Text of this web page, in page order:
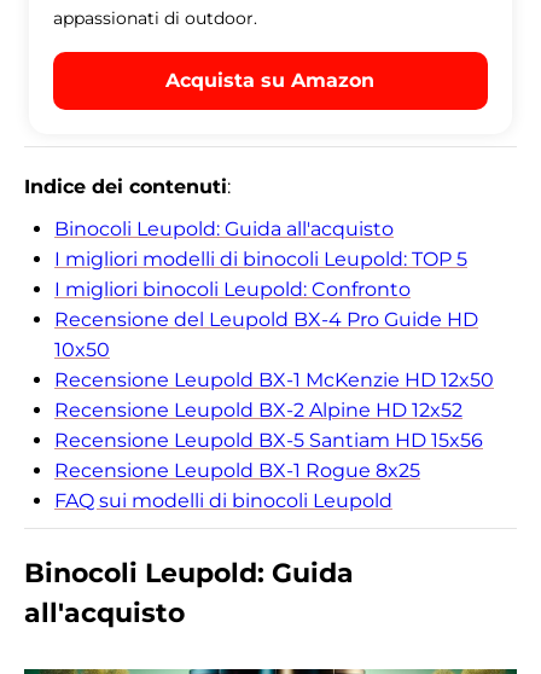
appassionati di outdoor.
Acquista su Amazon
Indice dei contenuti:
Binocoli Leupold: Guida all'acquisto
I migliori modelli di binocoli Leupold: TOP 5
I migliori binocoli Leupold: Confronto
Recensione del Leupold BX-4 Pro Guide HD
10x50
Recensione Leupold BX-1 McKenzie HD 12x50
Recensione Leupold BX-2 Alpine HD 12x52
Recensione Leupold BX-5 Santiam HD 15x56
Recensione Leupold BX-1 Rogue 8x25
FAQ sui modelli di binocoli Leupold
Binocoli Leupold: Guida
all'acquisto